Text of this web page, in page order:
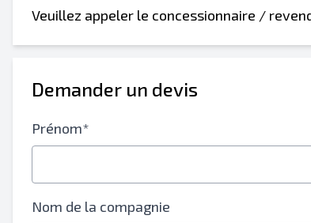
Veuillez appeler le concessionnaire /
Demander un devis
Prénom*
Nom de la compagnie